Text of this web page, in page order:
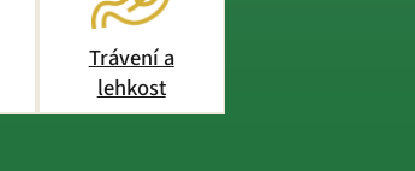
Trávení a
lehkost